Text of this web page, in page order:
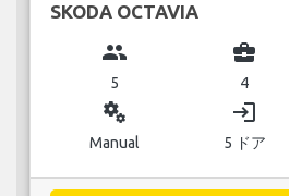
SKODA OCTAVIA
group
5
business_center
4
miscellaneous_services
Manual
login
5 ドア